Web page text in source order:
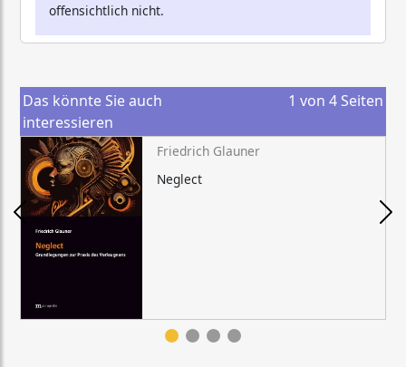
offensichtlich nicht.
Das könnte Sie auch
interessieren
1 von 4 Seiten
Friedrich Glauner
Neglect